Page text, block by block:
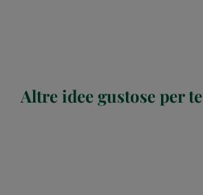
Altre idee gustose per te